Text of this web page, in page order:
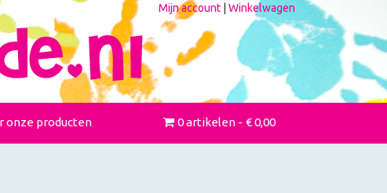
Mijn account Winkelwagen
onze producten 0 artikelen € 0,00